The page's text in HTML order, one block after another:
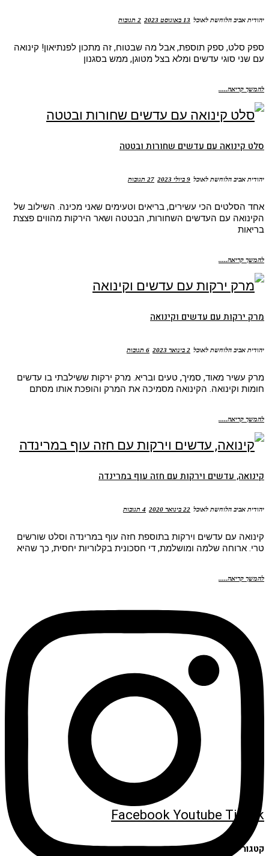
יהודית אביב הלוחשת לאוכל 13 באוגוסט 2023 2 תגובות
ספק סלט, ספק תוספת, אבל מה שבטוח, זה מתכון לפנתיאון! קינואה
עם שני סוגי עדשים ומלא בצל מטוגן, ממש בסגנון
להמשך קריאה.....
סלט קינואה עם עדשים שחורות ובטטה
יהודית אביב הלוחשת לאוכל 9 ביולי 2023 27 תגובות
אחד הסלטים הכי עשירים, בריאים וטעימים שאני מכינה. השילוב של
הקינואה עם העדשים השחורות, הבטטה ושאר הירקות מהווים פצצת
בריאות
להמשך קריאה.....
מרק ירקות עם עדשים וקינואה
יהודית אביב הלוחשת לאוכל 2 בינואר 2023 6 תגובות
מרק עשיר מאוד, סמיך, טעים ובריא. מרק ירקות ששילבתי בו עדשים
חומות וקינואה. הקינואה מסמיכה את המרק והופכת אותו מסתם
להמשך קריאה.....
קינואה, עדשים וירקות עם חזה עוף במרינדה
יהודית אביב הלוחשת לאוכל 22 בינואר 2020 4 תגובות
קינואה עם עדשים וירקות בתוספת חזה עוף במרינדה וסלט שורשים
טרי. ארוחה שלמה ומושלמת, די חסכונית בקלוריות יחסית, כך שהיא
להמשך קריאה.....
Facebook Youtube Tiktok
קטגוריות